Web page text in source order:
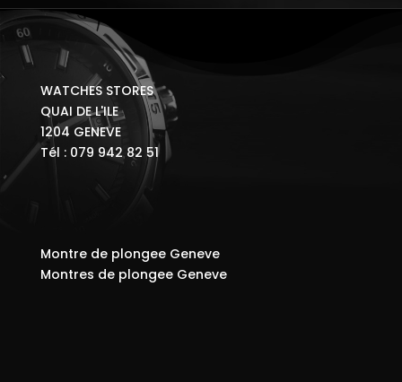
WATCHES STORES
QUAI DE L'ILE
1204 GENEVE
Tél : 079 942 82 51
Montre de plongee Geneve
Montres de plongee Geneve